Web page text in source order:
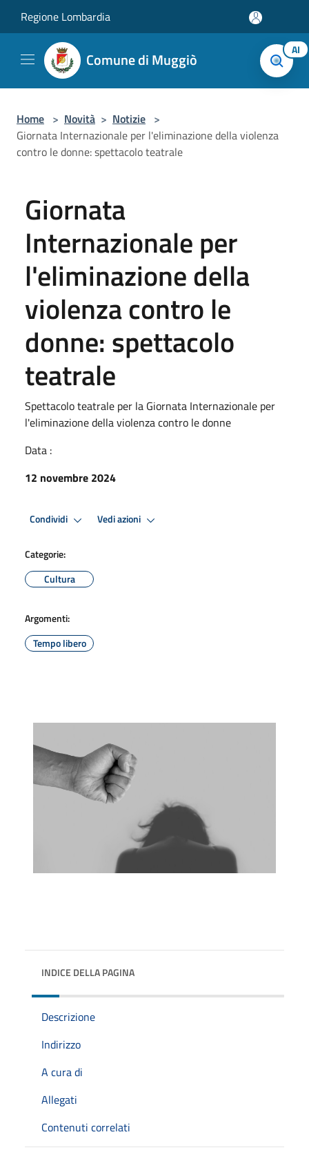
Regione Lombardia
Comune di Muggiò AI
Home > Novità > Notizie >
Giornata Internazionale per l'eliminazione della violenza
contro le donne: spettacolo teatrale
Giornata
Internazionale per
l'eliminazione della
violenza contro le
donne: spettacolo
teatrale
Spettacolo teatrale per la Giornata Internazionale per
l'eliminazione della violenza contro le donne
Data :
12 novembre 2024
Condividi Vedi azioni
Categorie:
Cultura
Argomenti:
Tempo libero
INDICE DELLA PAGINA
Descrizione
Indirizzo
A cura di
Allegati
Contenuti correlati